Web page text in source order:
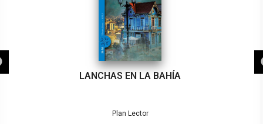
LANCHAS EN LA BAHÍA
Plan Lector